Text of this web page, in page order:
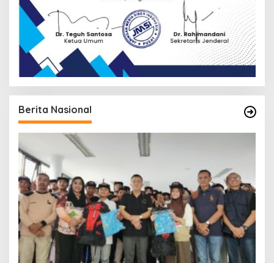
Berita Nasional